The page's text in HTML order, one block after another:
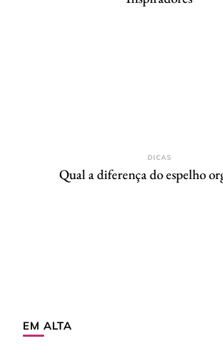
DICAS
Qual a diferença do espelho
EM ALTA